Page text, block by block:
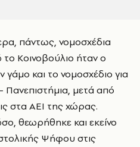
πάντως, νομοσχέδια
Κοινοβούλιο ήταν ο
γάμο και το νομοσχέδιο για
Πανεπιστήμια, μετά από
στα ΑΕΙ της χώρας.
θεωρήθηκε και εκείνο
Ψήφου στις